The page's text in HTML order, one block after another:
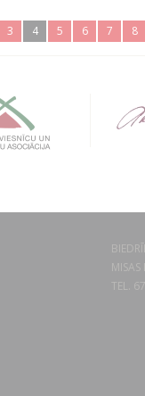
3 4 5 6 7 8
TEL.